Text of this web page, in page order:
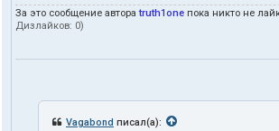
о
з
а
За это сообщение автораtruth1one пока никто не
Дизлайков: 0)
Vagabond писал(а):